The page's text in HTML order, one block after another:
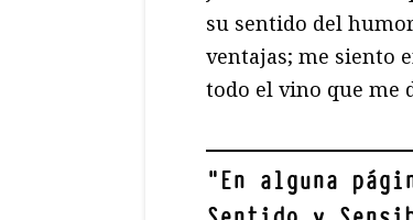
su sentido del
ventajas; me siento
todo el vino que me
"En alguna